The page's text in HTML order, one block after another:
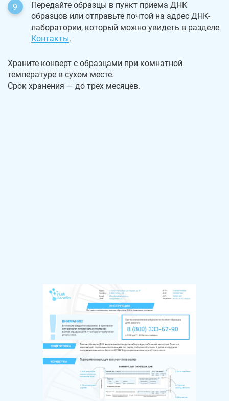
Передайте образцы в пункт приема ДНК
образцов или отправьте почтой на адрес ДНК-
лаборатории, который можно увидеть в разделе
Контакты.
Храните конверт с образцами при комнатной
температуре в сухом месте.
Срок хранения — до трех месяцев.